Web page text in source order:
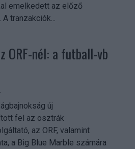
emelkedett az előző
tranzakciók...
ORF-nél: a futball-vb
új
fel az osztrák
az ORF, valamint
a Big Blue Marble számára